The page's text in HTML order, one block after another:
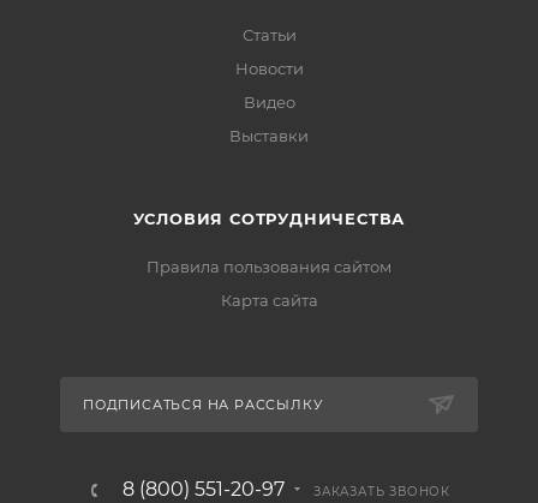
Статьи
Новости
Видео
Выставки
УСЛОВИЯ СОТРУДНИЧЕСТВА
Правила пользования сайтом
Карта сайта
ПОДПИСАТЬСЯ НА РАССЫЛКУ
8 (800) 551-20-97 ЗАКАЗАТЬ ЗВОНОК